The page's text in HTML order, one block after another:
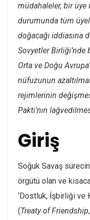
müdahaleler, bir üye
durumunda tüm
doğacağı iddiasına
Sovyetler Birliği’nde
Orta ve Doğu
nüfuzunun
rejimlerinin
Paktı’nın
Giriş
Soğuk Savaş
örgütü olan ve
‘Dostluk, İşbirliği ve
(Treaty of